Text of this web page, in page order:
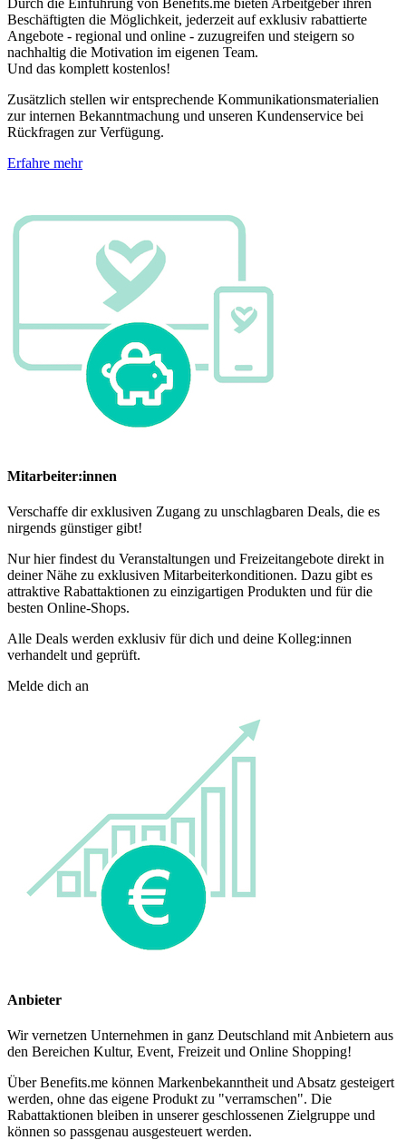
Durch die Einführung von Benefits.me bieten Arbeitgeber ihren
Beschäftigten die Möglichkeit, jederzeit auf exklusiv rabattierte
Angebote - regional und online - zuzugreifen und steigern so
nachhaltig die Motivation im eigenen Team.
Und das komplett kostenlos!
Zusätzlich stellen wir entsprechende Kommunikationsmaterialien
zur internen Bekanntmachung und unseren Kundenservice bei
Rückfragen zur Verfügung.
Erfahre mehr
Mitarbeiter:innen
Verschaffe dir exklusiven Zugang zu unschlagbaren Deals, die es
nirgends günstiger gibt!
Nur hier findest du Veranstaltungen und Freizeitangebote direkt in
deiner Nähe zu exklusiven Mitarbeiterkonditionen. Dazu gibt es
attraktive Rabattaktionen zu einzigartigen Produkten und für die
besten Online-Shops.
Alle Deals werden exklusiv für dich und deine Kolleg:innen
verhandelt und geprüft.
Melde dich an
Anbieter
Wir vernetzen Unternehmen in ganz Deutschland mit Anbietern aus
den Bereichen Kultur, Event, Freizeit und Online Shopping!
Über Benefits.me können Markenbekanntheit und Absatz gesteigert
werden, ohne das eigene Produkt zu "verramschen". Die
Rabattaktionen bleiben in unserer geschlossenen Zielgruppe und
können so passgenau ausgesteuert werden.